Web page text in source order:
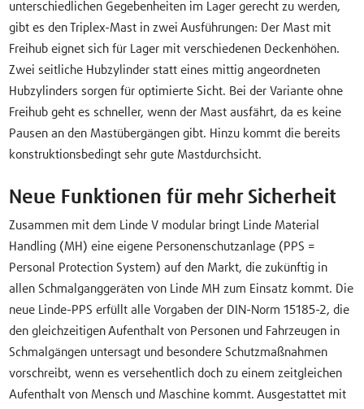
unterschiedlichen Gegebenheiten im Lager gerecht zu werden,
gibt es den Triplex-Mast in zwei Ausführungen: Der Mast mit
Freihub eignet sich für Lager mit verschiedenen Deckenhöhen.
Zwei seitliche Hubzylinder statt eines mittig angeordneten
Hubzylinders sorgen für optimierte Sicht. Bei der Variante ohne
Freihub geht es schneller, wenn der Mast ausfährt, da es keine
Pausen an den Mastübergängen gibt. Hinzu kommt die bereits
konstruktionsbedingt sehr gute Mastdurchsicht.
Neue Funktionen für mehr Sicherheit
Zusammen mit dem Linde V modular bringt Linde Material
Handling (MH) eine eigene Personenschutzanlage (PPS =
Personal Protection System) auf den Markt, die zukünftig in
allen Schmalganggeräten von Linde MH zum Einsatz kommt. Die
neue Linde-PPS erfüllt alle Vorgaben der DIN-Norm 15185-2, die
den gleichzeitigen Aufenthalt von Personen und Fahrzeugen in
Schmalgängen untersagt und besondere Schutzmaßnahmen
vorschreibt, wenn es versehentlich doch zu einem zeitgleichen
Aufenthalt von Mensch und Maschine kommt. Ausgestattet mit